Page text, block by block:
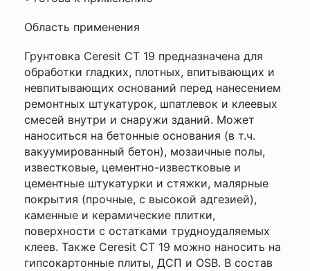
Область применения
Грунтовка Ceresit CT 19 предназначена для
обработки гладких, плотных, впитывающих и
невпитывающих оснований перед нанесением
ремонтных штукатурок, шпатлевок и клеевых
смесей внутри и снаружи зданий. Может
наноситься на бетонные основания (в т.ч.
вакуумированный бетон), мозаичные полы,
известковые, цементно-известковые и
цементные штукатурки и стяжки, малярные
покрытия (прочные, с высокой адгезией),
каменные и керамические плитки,
поверхности с остатками трудноудаляемых
клеев. Также Ceresit CT 19 можно наносить на
гипсокартонные плиты, ДСП и OSB. В состав
Назначение
внутренние
наружные
Объем
Производитель
Ceresit
(Церезит)
Расход
от 2,6 до
6,5 м2/л
Способ
нанесения
кисть,
валик
Беларусь
Ваше
имя
Комментарий